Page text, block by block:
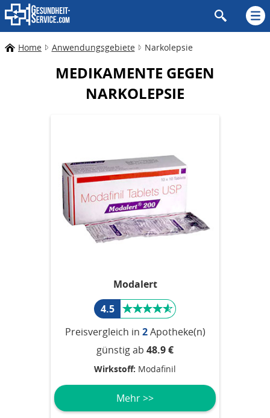
Home Anwendungsgebiete Narkolepsie
MEDIKAMENTE GEGEN
NARKOLEPSIE
Modalert
4.5
Preisvergleich in 2Apotheke(n)
günstig ab 48.9 €
Wirkstoff: Modafinil
Mehr >>